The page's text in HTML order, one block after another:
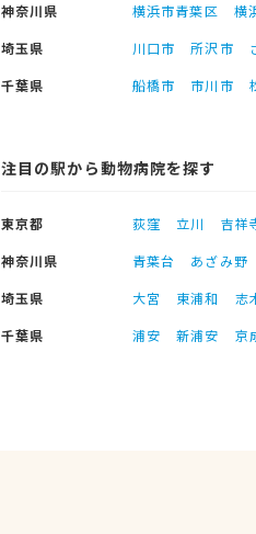
神奈川県
横浜市青葉区 横
埼玉県
川口市 所沢市
千葉県
船橋市 市川市
注目の駅から動物病院を探す
東京都 荻窪 立川 吉祥
神奈川県
青葉台 あざみ野
埼玉県
大宮 東浦和 志
千葉県
浦安 新浦安 京